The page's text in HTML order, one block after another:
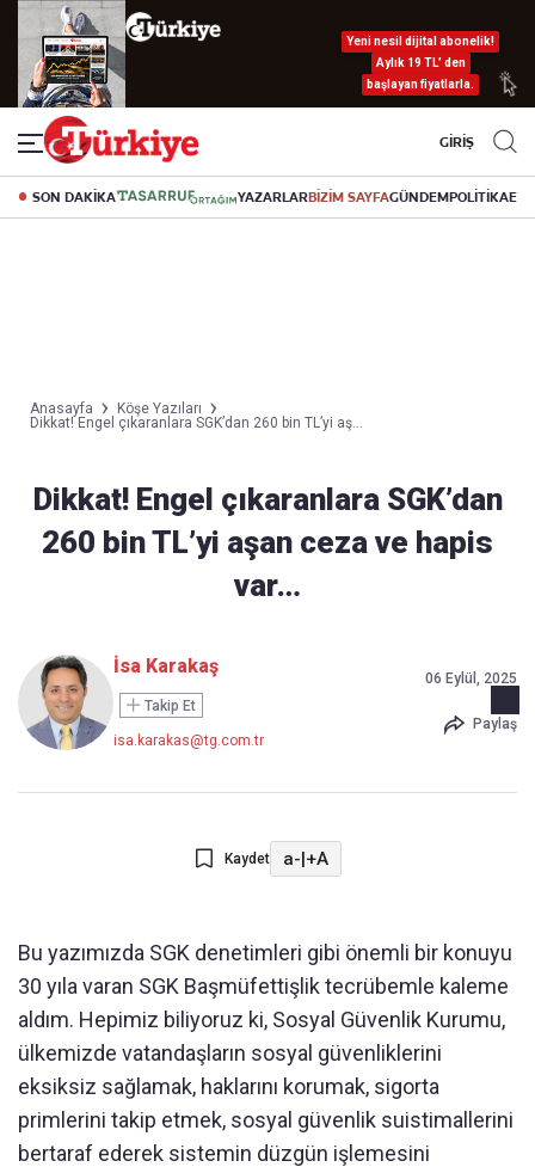
Yeni nesil dijital abonelik!
Aylık 19 TL’ den
başlayan fiyatlarla.
GİRİŞ
SON DAKİKA YAZARLARBİZİM SAYFAGÜNDEMPOLİTİKA
Anasayfa
Köşe Yazıları
Dikkat! Engel çıkaranlara SGK’dan 260 bin TL’yi aş...
Dikkat! Engel çıkaranlara SGK’dan
260 bin TL’yi aşan ceza ve hapis
var…
İsa Karakaş
Takip Et
isa.karakas@tg.com.tr
06 Eylül, 2025
Paylaş
Kaydet a-|+A
Bu yazımızda SGK denetimleri gibi önemli bir konuyu
30 yıla varan SGK Başmüfettişlik tecrübemle kaleme
aldım. Hepimiz biliyoruz ki, Sosyal Güvenlik Kurumu,
ülkemizde vatandaşların sosyal güvenliklerini
eksiksiz sağlamak, haklarını korumak, sigorta
primlerini takip etmek, sosyal güvenlik suistimallerini
bertaraf ederek sistemin düzgün işlemesini